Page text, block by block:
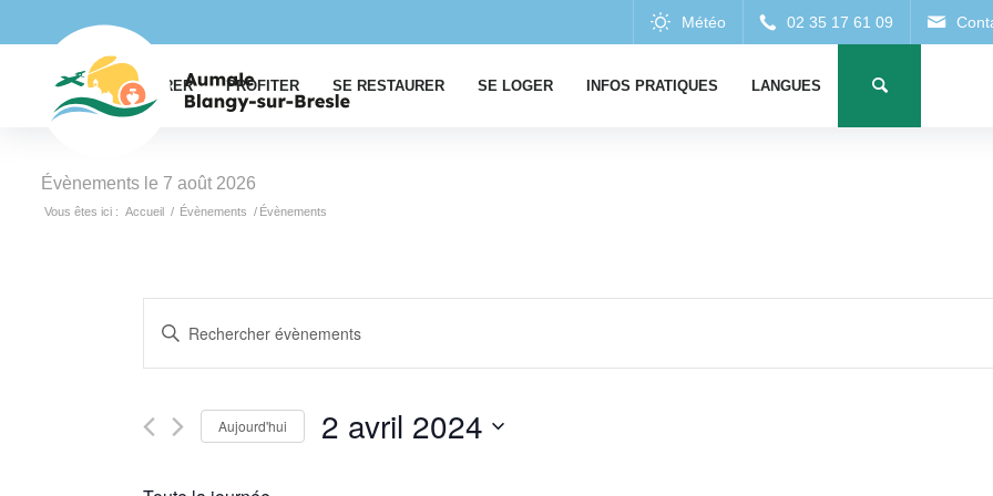
EXPLORER PROFITER SE RESTAURER SE LOGER INFOS PRATIQUES LANGUES
Évènements le 7 août 2026
Vous êtes ici : Accueil / Évènements / Évènements
et
navigation
de
vues
Saisir
ÉvènementsAujourd'hui 2 avril 2024